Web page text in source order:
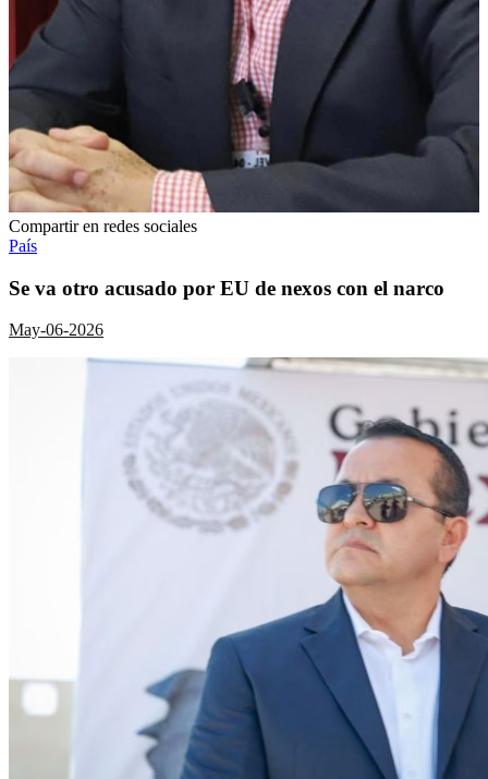
Compartir en redes sociales
País
Se va otro acusado por EU de nexos con el narco
May-06-2026